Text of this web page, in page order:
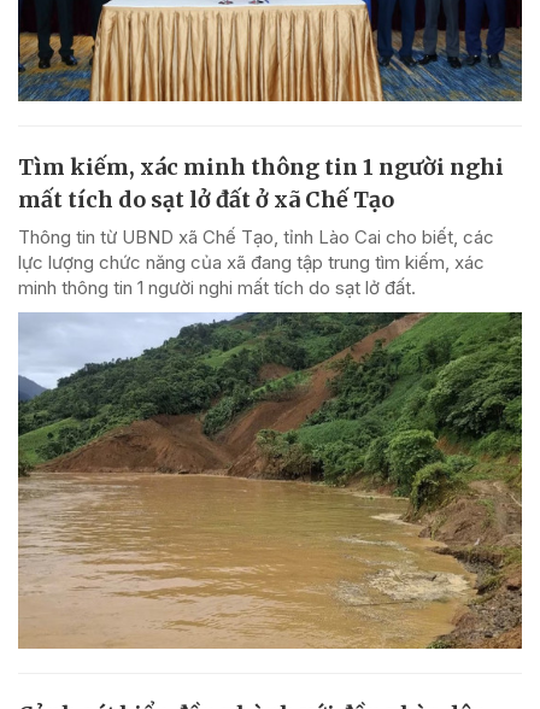
Tìm kiếm, xác minh thông tin 1 người nghi
mất tích do sạt lở đất ở xã Chế Tạo
Thông tin từ UBND xã Chế Tạo, tỉnh Lào Cai cho biết, các
lực lượng chức năng của xã đang tập trung tìm kiếm, xác
minh thông tin 1 người nghi mất tích do sạt lở đất.